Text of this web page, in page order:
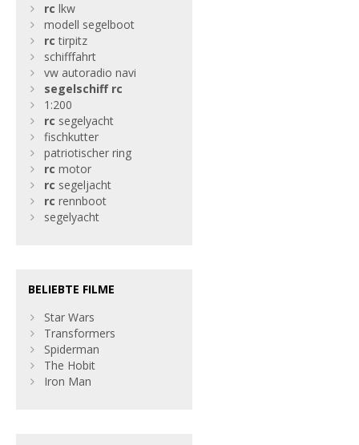
rc lkw
modell segelboot
rc tirpitz
schifffahrt
vw autoradio navi
segelschiff rc
1:200
rc segelyacht
fischkutter
patriotischer ring
rc motor
rc segeljacht
rc rennboot
segelyacht
BELIEBTE FILME
Star Wars
Transformers
Spiderman
The Hobit
Iron Man